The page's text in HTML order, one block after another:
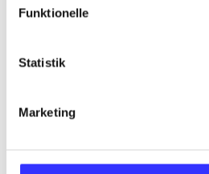
Funktionelle
Statistik
Marketing
Gå til serien